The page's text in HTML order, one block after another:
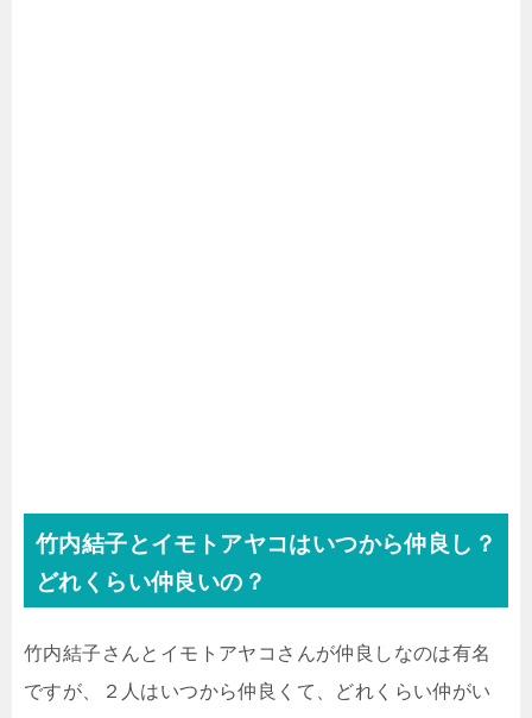
竹内結子とイモトアヤコはいつから仲良し？
どれくらい仲良いの？
竹内結子さんとイモトアヤコさんが仲良しなのは有名
ですが、２人はいつから仲良くて、どれくらい仲がい